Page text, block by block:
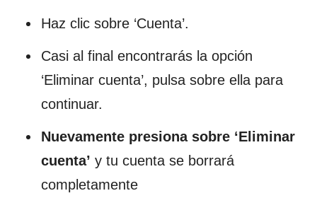
Haz clic sobre ‘Cuenta’.
Casi al final encontrarás la opción
‘Eliminar cuenta’, pulsa sobre ella para
continuar.
Nuevamente presiona sobre ‘Eliminar
cuenta’ y tu cuenta se borrará
completamente